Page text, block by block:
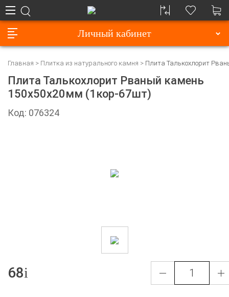
Личный кабинет
Главная Плитка из натурального камня Плита Талькохлорит
Плита Талькохлорит Рваный камень
150х50х20мм (1кор-67шт)
Код: 076324
68